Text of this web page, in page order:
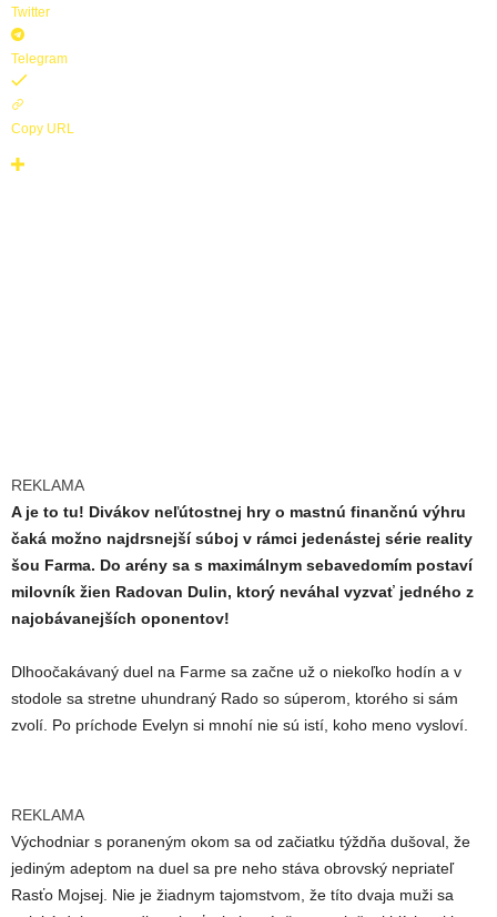
Twitter
Telegram
Copy URL
REKLAMA
A je to tu! Divákov neľútostnej hry o mastnú finančnú výhru
čaká možno najdrsnejší súboj v rámci jedenástej série reality
šou Farma. Do arény sa s maximálnym sebavedomím postaví
milovník žien Radovan Dulin, ktorý neváhal vyzvať jedného z
najobávanejších oponentov!
Dlhoočakávaný duel na Farme sa začne už o niekoľko hodín a v
stodole sa stretne uhundraný Rado so súperom, ktorého si sám
zvolí. Po príchode Evelyn si mnohí nie sú istí, koho meno vysloví.
REKLAMA
Východniar s poraneným okom sa od začiatku týždňa dušoval, že
jediným adeptom na duel sa pre neho stáva obrovský nepriateľ
Rasťo Mojsej. Nie je žiadnym tajomstvom, že títo dvaja muži sa